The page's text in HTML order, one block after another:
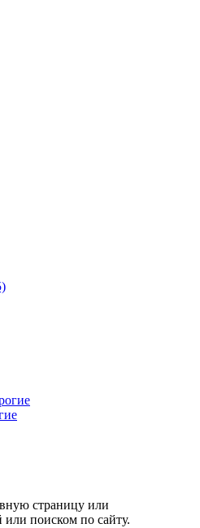
страницу или
или поиском по сайту.